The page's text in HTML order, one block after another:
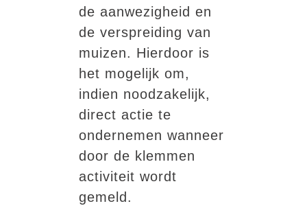
de aanwezigheid en
de verspreiding van
muizen. Hierdoor is
het mogelijk om,
indien noodzakelijk,
direct actie te
ondernemen wanneer
door de klemmen
activiteit wordt
gemeld.